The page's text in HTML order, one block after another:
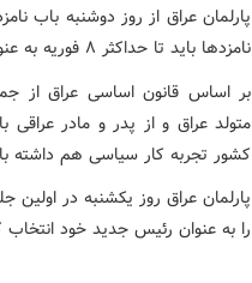
پارلمان عراق از روز دوشنبه باب
نامزدها باید تا حداکثر ۸ فوریه به عنوان رئیس جمهور انتخاب شود.
بر اساس قانون اساسی عراق از
کشور تجربه کار سیاسی هم داشته
پارلمان عراق روز یکشنبه در
را به عنوان رئیس جدید خود انتخاب